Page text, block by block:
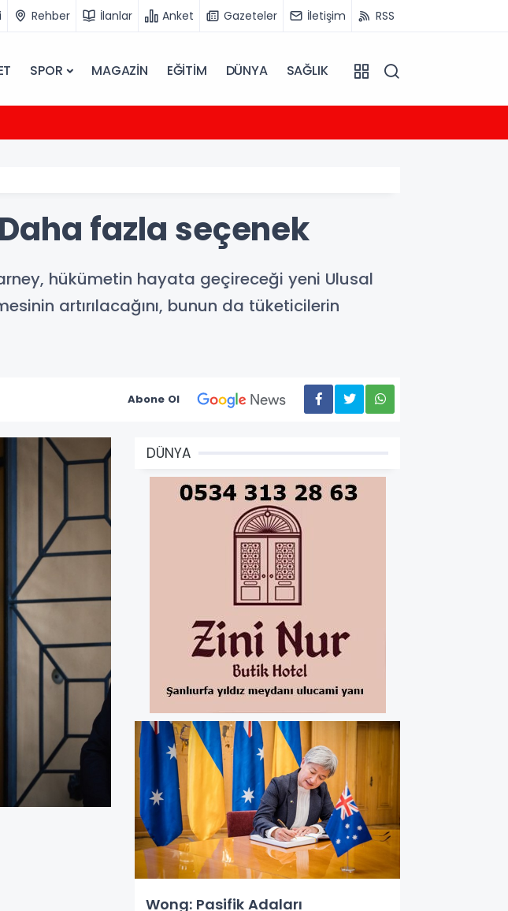
Rehber İlanlar Anket Gazeteler İletişim RSS
SPOR MAGAZİN EĞİTİM DÜNYA SAĞLIK
fazla seçenek
hükümetin hayata geçireceği yeni Ulusal
artırılacağını, bunun da tüketicilerin
Abone Ol
DÜNYA
Wong: Pasifik Adaları